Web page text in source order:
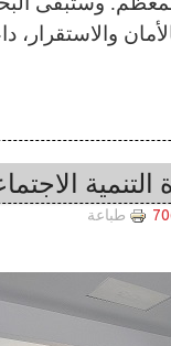
والاستقرار،
طباعة